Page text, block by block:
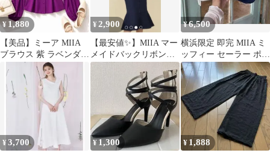
¥ 1,880
【美品】ミーア MIIA
ブラウス 紫 ラベンダ
ー F ボリューム袖
きれいめ
¥ 2,900
【最安値✨】MIIA マー
メイドバックリボンデ
ニムスカート
¥6,500
横浜限定 即完 MIIA ミ
ッフィー セーラー ポー
チ ホワイト マリン
¥3,700 ¥1,300 ¥ 1,888